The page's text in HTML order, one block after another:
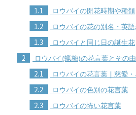
1.1 ロウバイの開花時期や種類
1.2 ロウバイの花の別名・英語
1.3 ロウバイと同じ日の誕生花
2 ロウバイ(蝋梅)の花言葉とその
2.1 ロウバイの花言葉｜慈愛
2.2 ロウバイの色別の花言葉
2.3 ロウバイの怖い花言葉